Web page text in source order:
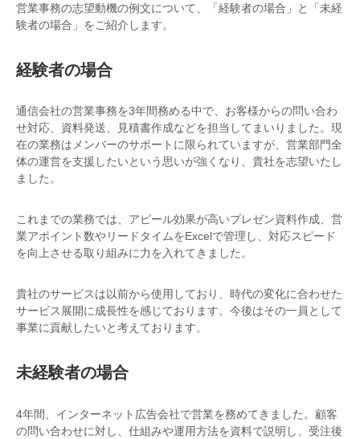
営業事務の志望動機の例文について、「経験者の場合」と「未経
験者の場合」をご紹介します。
経験者の場合
通信会社の営業事務を3年間務める中で、お客様からの問い合わ
せ対応、資料発送、見積書作成などを担当してまいりました。現
在の業務はメンバーのサポートに限られていますが、営業部門全
体の運営を支援したいという思いが強くなり、貴社を志望いたし
ました。
これまでの業務では、アピール効果が高いプレゼン資料作成、営
業アポイント数やリードタイムをExcelで管理し、対応スピード
を向上させる取り組みに力を入れてきました。
貴社のサービスは以前から使用しており、時代の変化に合わせた
サービス展開に成長性を感じております。今後はその一員として
事業に貢献したいと考えております。
未経験者の場合
4年間、インターネット広告会社で営業を務めてきました。顧客
の問い合わせに対し、仕組みや運用方法を資料で説明し、受注後